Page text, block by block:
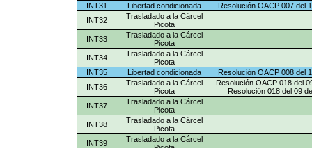
INT31
Libertad condicionada
Resolución OACP 007 del
INT32
Trasladado a la Cárcel
Picota
INT33
Trasladado a la Cárcel
Picota
INT34
Trasladado a la Cárcel
Picota
INT35
Libertad condicionada
Resolución OACP 008 del
INT36
Trasladado a la Cárcel
Picota
Resolución OACP 018 del
Resolución 018 del 09
INT37
Trasladado a la Cárcel
Picota
INT38
Trasladado a la Cárcel
Picota
INT39
Trasladado a la Cárcel